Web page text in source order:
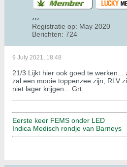
Registratie op: May 2020
Berichten: 724
9 July 2021, 18:48
21/3 Lijkt hier ook goed te werken...
zal een mooie toppenzee zijn, RLV
niet lager krijgen... Grt
Eerste keer FEMS onder LED
Indica Medisch rondje van Barneys